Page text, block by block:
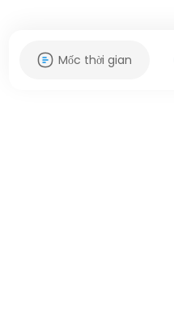
Mốc thời gian